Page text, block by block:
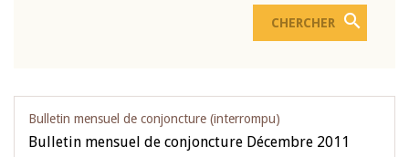
Bulletin mensuel de conjoncture (interrompu)
Bulletin mensuel de conjoncture Décembre 2011